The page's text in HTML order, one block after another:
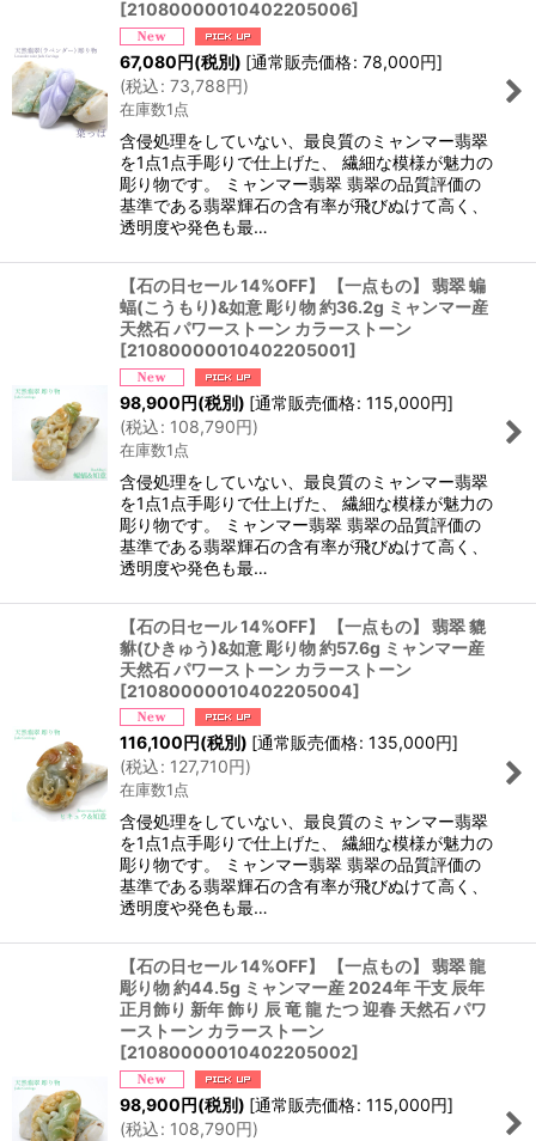
[21080000010402205006]
67,080円(税別) [通常販売価格: 78,000円]
(税込: 73,788円)
在庫数1点
含侵処理をしていない、最良質のミャンマー翡翠
を1点1点手彫りで仕上げた、 繊細な模様が魅力の
彫り物です。 ミャンマー翡翠 翡翠の品質評価の
基準である翡翠輝石の含有率が飛びぬけて高く、
透明度や発色も最…
【石の日セール 14%OFF】 【一点もの】 翡翠 蝙
蝠(こうもり)&如意 彫り物 約36.2g ミャンマー産
天然石 パワーストーン カラーストーン
[21080000010402205001]
98,900円(税別) [通常販売価格: 115,000円]
(税込: 108,790円)
在庫数1点
含侵処理をしていない、最良質のミャンマー翡翠
を1点1点手彫りで仕上げた、 繊細な模様が魅力の
彫り物です。 ミャンマー翡翠 翡翠の品質評価の
基準である翡翠輝石の含有率が飛びぬけて高く、
透明度や発色も最…
【石の日セール 14%OFF】 【一点もの】 翡翠 貔
貅(ひきゅう)&如意 彫り物 約57.6g ミャンマー産
天然石 パワーストーン カラーストーン
[21080000010402205004]
116,100円(税別) [通常販売価格: 135,000円]
(税込: 127,710円)
在庫数1点
含侵処理をしていない、最良質のミャンマー翡翠
を1点1点手彫りで仕上げた、 繊細な模様が魅力の
彫り物です。 ミャンマー翡翠 翡翠の品質評価の
基準である翡翠輝石の含有率が飛びぬけて高く、
透明度や発色も最…
【石の日セール 14%OFF】 【一点もの】 翡翠 龍
彫り物 約44.5g ミャンマー産 2024年 干支 辰年
正月飾り 新年 飾り 辰 竜 龍 たつ 迎春 天然石 パワ
ーストーン カラーストーン
[21080000010402205002]
98,900円(税別) [通常販売価格: 115,000円]
(税込: 108,790円)